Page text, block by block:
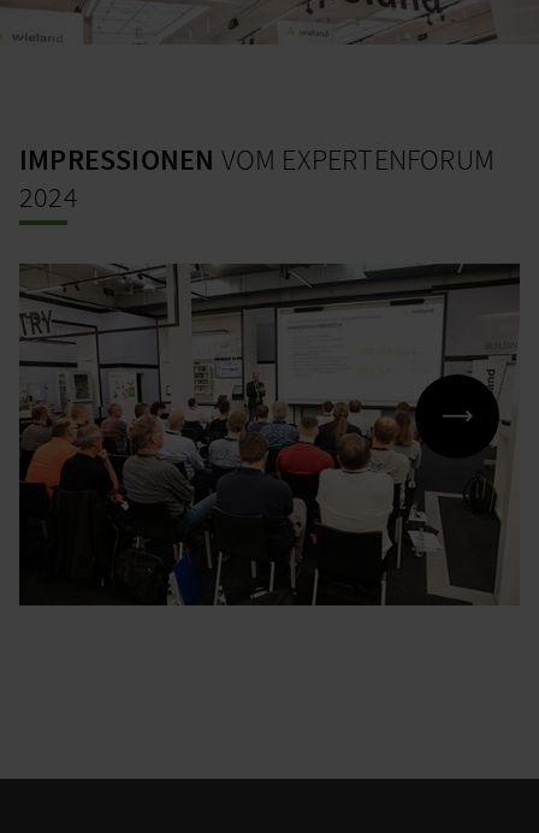
IMPRESSIONEN VOM EXPERTENFORUM
2024